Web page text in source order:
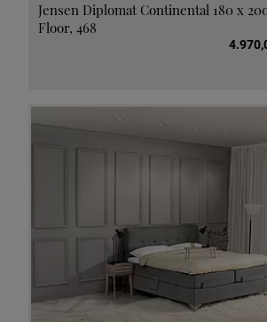
Jensen Diplomat Continental 180 x
Floor, 468